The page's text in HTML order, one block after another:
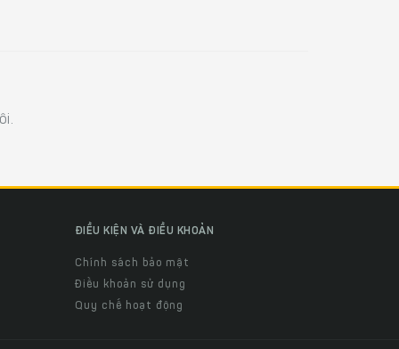
ĐIỀU KIỆN VÀ ĐIỀU KHOẢN
Chính sách bảo mật
Điều khoản sử dụng
Quy chế hoạt động